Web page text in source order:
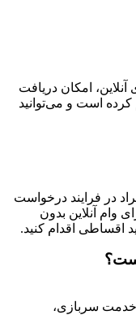
امکان دریافت
را فراهم کرده است و می‌توانید
در فرایند درخواست
وام آنلاین بدون
اقدام کنید.
خدمت سربازی،